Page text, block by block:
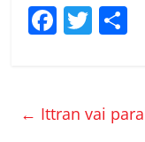
F
e
T
er p
← Ittran vai